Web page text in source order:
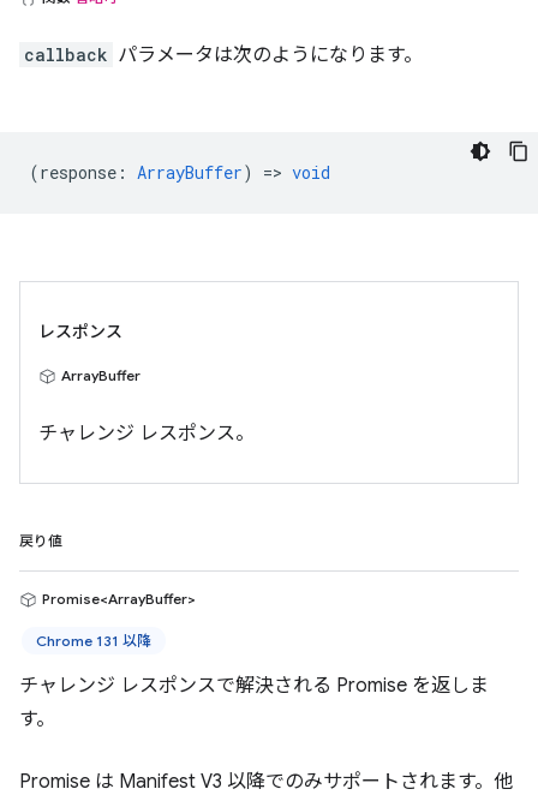
callback パラメータは次のようになります。
(response : ArrayBuffer) => void
レスポンス
ArrayBuffer
チャレンジ レスポンス。
戻り値
Promise<ArrayBuffer>
Chrome 131 以降
チャレンジ レスポンスで解決される Promise を返しま
す。
Promise は Manifest V3 以降でのみサポートされます。他